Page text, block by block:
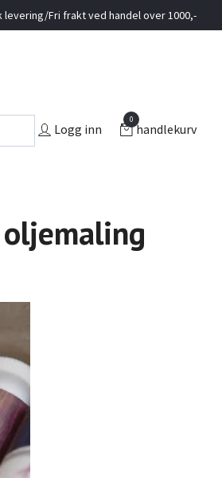
levering/Fri frakt ved handel over 1000,-
Logg inn
0
handlekurv